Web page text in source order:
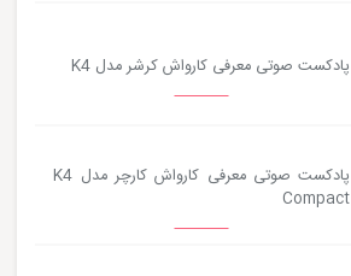
پادکست صوتی معرفی کارواش کرشر مدل K4
پادکست صوتی معرفی کارواش کارچر مدل K4
Compact